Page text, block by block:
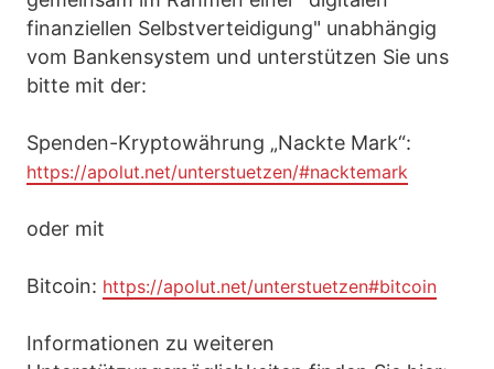
finanziellen Selbstverteidigung" unabhängig
vom Bankensystem und unterstützen Sie uns
bitte mit der:
Spenden-Kryptowährung „Nackte Mark“:
https://apolut.net/unterstuetzen/#nacktemark
oder mit
Bitcoin: https://apolut.net/unterstuetzen#bitcoin
Informationen zu weiteren